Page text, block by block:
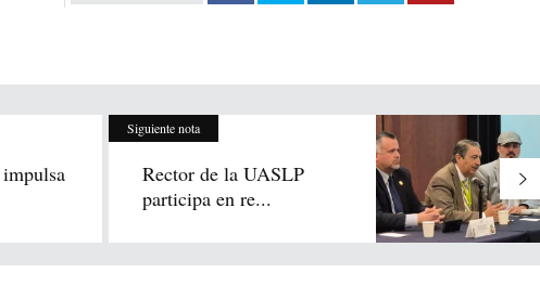
Siguiente nota
Rector de la UASLP
participa en re...